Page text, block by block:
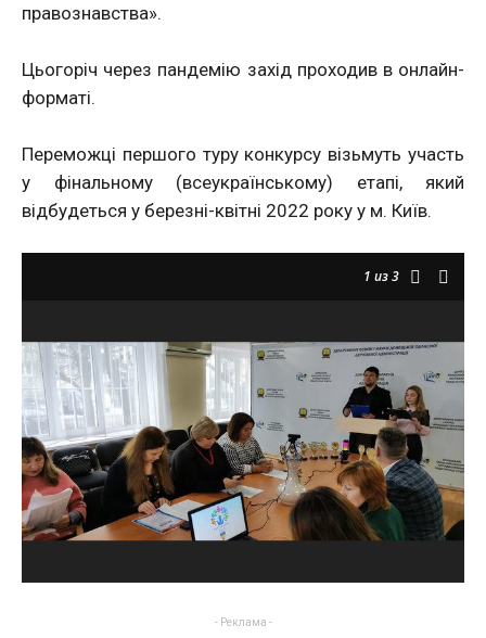
правознавства».
Цьогоріч через пандемію захід проходив в онлайн-
форматі.
Переможці першого туру конкурсу візьмуть участь
у фінальному (всеукраїнському) етапі, який
відбудеться у березні-квітні 2022 року у м. Київ.
1 из 3
- Реклама -